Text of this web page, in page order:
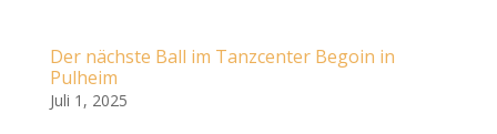
Der nächste Ball im Tanzcenter Begoin in
Pulheim
Juli 1, 2025